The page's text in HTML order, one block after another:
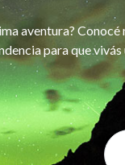
aventura?
para que